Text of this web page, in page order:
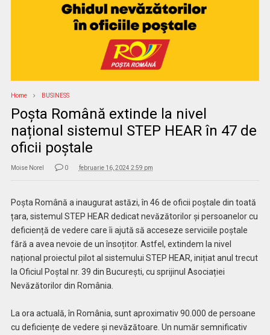
Home BUSINESS
Poșta Română extinde la nivel
național sistemul STEP HEAR în 47 de
oficii poștale
Moise Norel 0 februarie 16, 2024 2:59 pm
Poșta Română a inaugurat astăzi, în 46 de oficii poștale din toată
țara, sistemul STEP HEAR dedicat nevăzătorilor și persoanelor cu
deficiență de vedere care îi ajută să acceseze serviciile poștale
fără a avea nevoie de un însoțitor. Astfel, extindem la nivel
național proiectul pilot al sistemului STEP HEAR, inițiat anul trecut
la Oficiul Poștal nr. 39 din București, cu sprijinul Asociației
Nevăzătorilor din România.
La ora actuală, în România, sunt aproximativ 90.000 de persoane
cu deficiențe de vedere și nevăzătoare. Un număr semnificativ